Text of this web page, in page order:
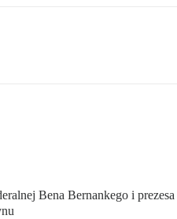
Bena Bernankego i